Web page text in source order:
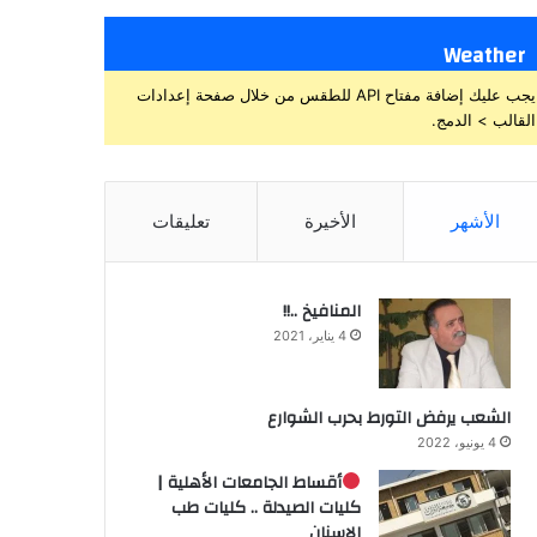
Weather
يجب عليك إضافة مفتاح API للطقس من خلال صفحة إعدادات
القالب > الدمج.
الأشهر الأخيرة تعليقات
المنافيخ ..!!
4 يناير، 2021
الشعب يرفض التورط بحرب الشوارع
4 يونيو، 2022
أقساط الجامعات الأهلية |
كليات الصيدلة .. كليات طب